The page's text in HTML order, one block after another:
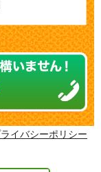
ライバシーポリシー